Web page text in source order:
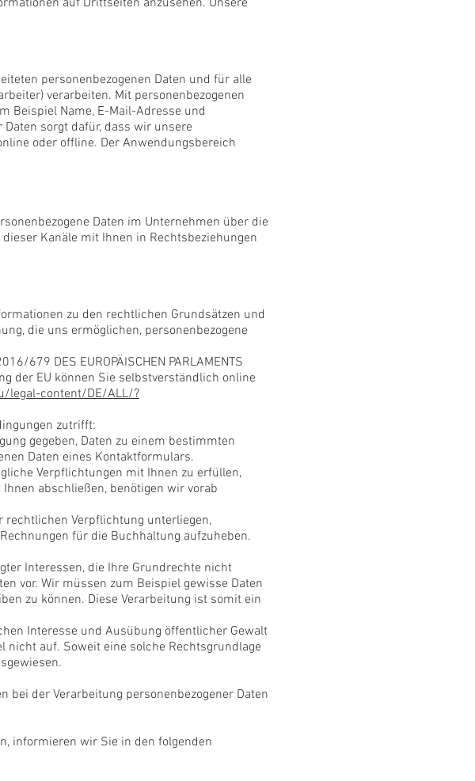
auf Drittseiten anzusehen. Unsere
personenbezogenen Daten und für alle
verarbeiten. Mit personenbezogenen
Beispiel Name, E-Mail-Adresse und
sorgt dafür, dass wir unsere
oder offline. Der Anwendungsbereich
Daten im Unternehmen über die
Kanäle mit Ihnen in Rechtsbeziehungen
zu den rechtlichen Grundsätzen und
die uns ermöglichen, personenbezogene
679 DES EUROPÄISCHEN PARLAMENTS
der EU können Sie selbstverständlich online
legal-content/DE/ALL/?
zutrifft:
gegeben, Daten zu einem bestimmten
Daten eines Kontaktformulars.
Verpflichtungen mit Ihnen zu erfüllen,
abschließen, benötigen wir vorab
rechtlichen Verpflichtung unterliegen,
für die Buchhaltung aufzuheben.
Interessen, die Ihre Grundrechte nicht
vor. Wir müssen zum Beispiel gewisse Daten
zu können. Diese Verarbeitung ist somit ein
Interesse und Ausübung öffentlicher Gewalt
auf. Soweit eine solche Rechtsgrundlage
bei der Verarbeitung personenbezogener Daten
informieren wir Sie in den folgenden